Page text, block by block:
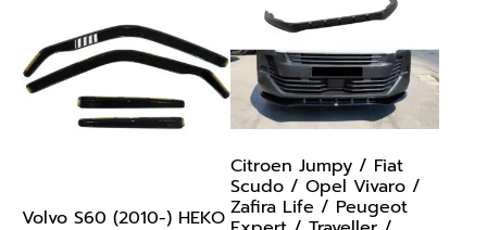
Volvo S60 (2010-) HEKO
Citroen Jumpy / Fiat
Scudo / Opel Vivaro /
Zafira Life / Peugeot